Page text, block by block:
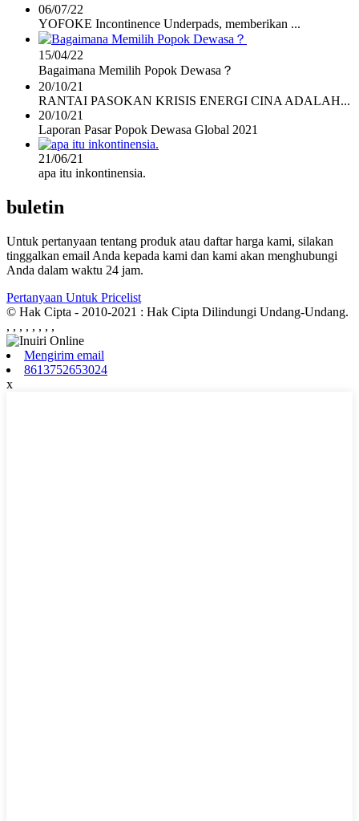
06/07/22
YOFOKE Incontinence Underpads, memberikan ...
15/04/22
Bagaimana Memilih Popok Dewasa？
20/10/21
RANTAI PASOKAN KRISIS ENERGI CINA ADALAH...
20/10/21
Laporan Pasar Popok Dewasa Global 2021
21/06/21
apa itu inkontinensia.
buletin
Untuk pertanyaan tentang produk atau daftar harga kami, silakan
tinggalkan email Anda kepada kami dan kami akan menghubungi
Anda dalam waktu 24 jam.
Pertanyaan Untuk Pricelist
© Hak Cipta - 2010-2021 : Hak Cipta Dilindungi Undang-Undang.
, , , , , , , ,
Mengirim email
8613752653024
x